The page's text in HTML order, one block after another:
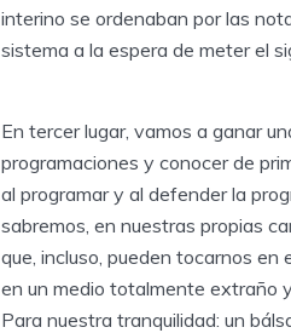
interino se ordenaban por las
sistema a la espera de meter el
En tercer lugar, vamos a ganar
programaciones y conocer de
al programar y al defender la
sabremos, en nuestras propias
que, incluso, pueden tocarnos
en un medio totalmente extraño
Para nuestra tranquilidad: un